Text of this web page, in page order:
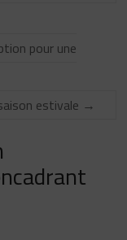
pour une
estivale →